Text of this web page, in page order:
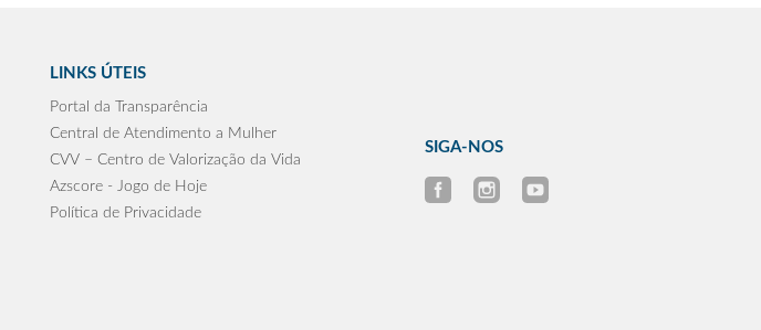
LINKS ÚTEIS
Portal da Transparência
Central de Atendimento a Mulher
CVV – Centro de Valorização da Vida
Azscore - Jogo de Hoje
Política de Privacidade
SIGA-NOS